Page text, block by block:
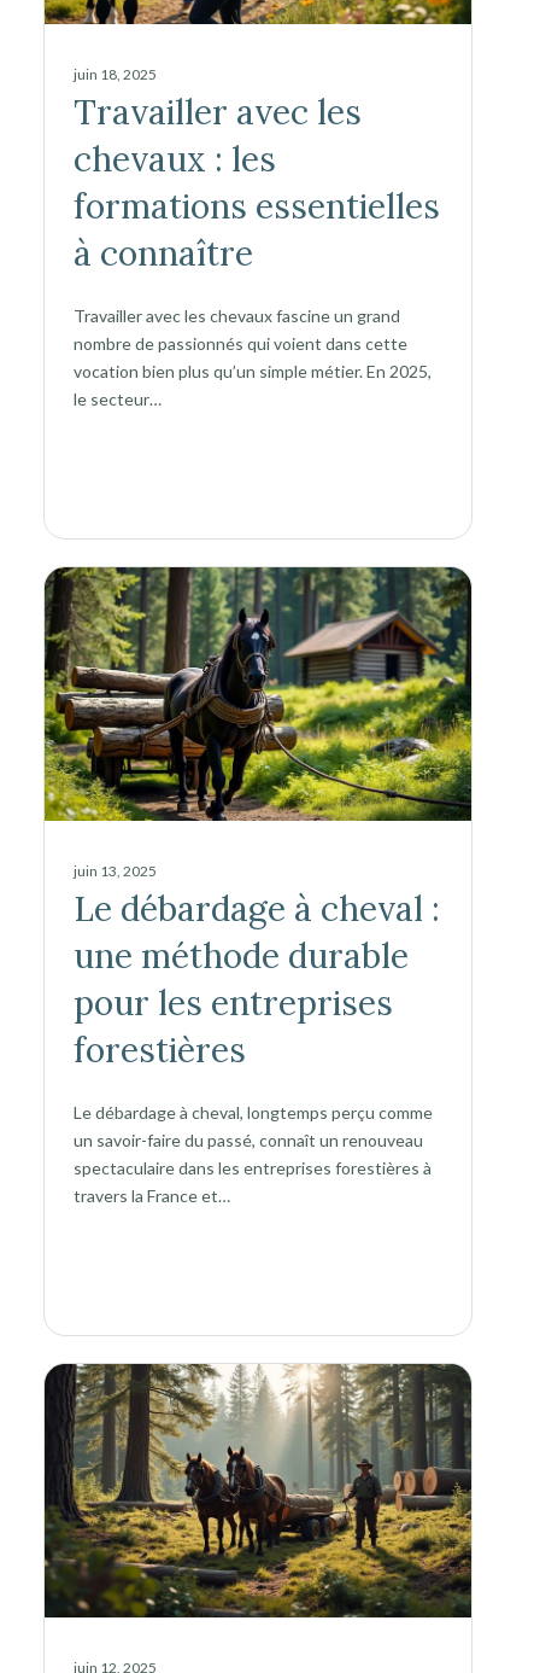
juin 18, 2025
Travailler avec les
chevaux : les
formations essentielles
à connaître
Travailler avec les chevaux fascine un grand
nombre de passionnés qui voient dans cette
vocation bien plus qu’un simple métier. En 2025,
le secteur…
juin 13, 2025
Le débardage à cheval :
une méthode durable
pour les entreprises
forestières
Le débardage à cheval, longtemps perçu comme
un savoir-faire du passé, connaît un renouveau
spectaculaire dans les entreprises forestières à
travers la France et…
juin 12, 2025